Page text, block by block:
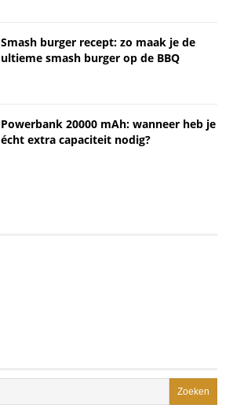
Smash burger recept: zo maak je de
ultieme smash burger op de BBQ
Powerbank 20000 mAh: wanneer heb je
écht extra capaciteit nodig?